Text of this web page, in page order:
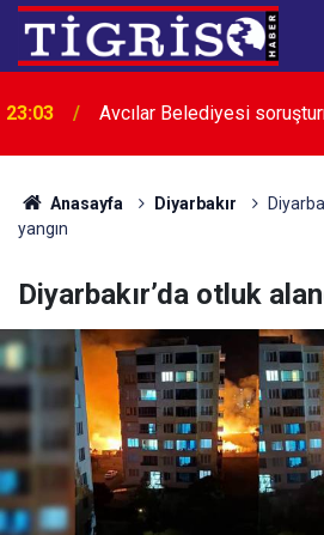
23:03 Avcılar Belediyesi
Anasayfa Diyarbakır
yangın
Diyarbakır’da otluk